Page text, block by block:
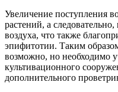
Увеличение поступления
растений, а
воздуха, что также
эпифитотии. Таким
возможно, но необходимо
культивационного
дополнительного